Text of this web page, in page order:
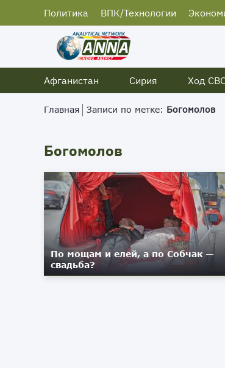
Политика ВПК/Технологии
Афганистан
Сирия Ход
Главная Записи по метке: Богомолов
Богомолов
По мощам и елей, а по Собчак —
свадьба?